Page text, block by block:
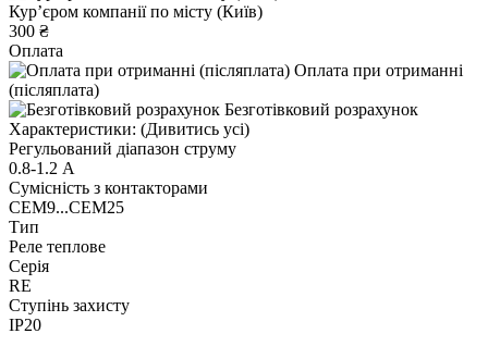
Курʼєром компанії по місту (Київ)
300 ₴
Оплата
Оплата при отриманні
(післяплата)
Безготівковий розрахунок
Характеристики: (Дивитись усі)
Регульований діапазон струму
0.8-1.2 А
Сумісність з контакторами
CEM9...СЕМ25
Тип
Реле теплове
Серія
RE
Ступінь захисту
IP20